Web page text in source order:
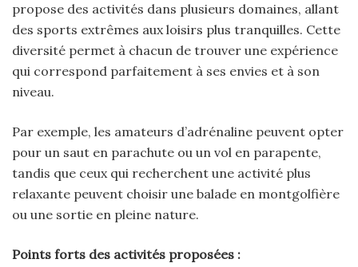
propose des activités dans plusieurs domaines, allant
des sports extrêmes aux loisirs plus tranquilles. Cette
diversité permet à chacun de trouver une expérience
qui correspond parfaitement à ses envies et à son
niveau.
Par exemple, les amateurs d’adrénaline peuvent opter
pour un saut en parachute ou un vol en parapente,
tandis que ceux qui recherchent une activité plus
relaxante peuvent choisir une balade en montgolfière
ou une sortie en pleine nature.
Points forts des activités proposées :